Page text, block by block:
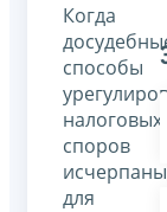
Когда
способы
налоговых
споров
для